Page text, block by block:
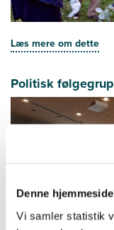
Denne
Vi samler statistik
Læs mere om dette
Politisk